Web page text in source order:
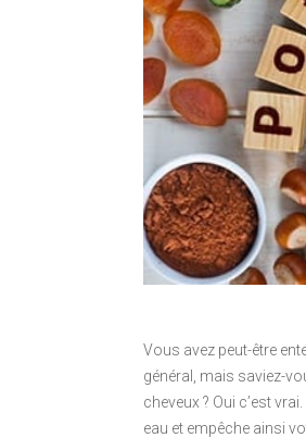
Vous avez peut-être
général, mais saviez-
cheveux ? Oui c’est
eau et empêche ainsi